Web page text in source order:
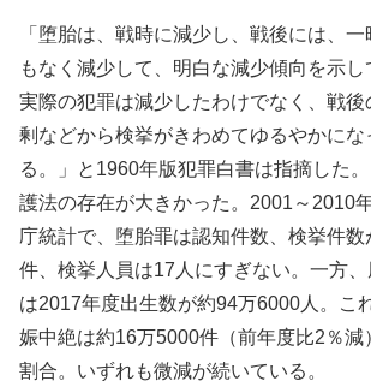
「堕胎は、戦時に減少し、戦後には、
もなく減少して、明白な減少傾向を示し
実際の犯罪は減少したわけでなく、戦後
剰などから検挙がきわめてゆるやかにな
る。」と1960年版犯罪白書は指摘した
護法の存在が大きかった。2001～2010
庁統計で、堕胎罪は認知件数、検挙件
件、検挙人員は17人にすぎない。一方
は2017年度出生数が約94万6000人。こ
娠中絶は約16万5000件（前年度比2％減
割合。いずれも微減が続いている。